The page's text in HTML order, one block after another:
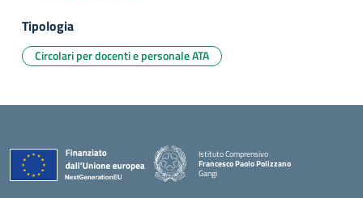
Tipologia
Circolari per docenti e personale ATA
Istituto Comprensivo
Francesco Paolo Polizzano
Gangi
— Visita la pagina iniziale della scuola